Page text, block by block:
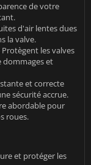
de votre
d'air lentes dues
la valve.
Protègent les valves
dommages et
et correcte
sécurité accrue.
abordable pour
roues.
et protéger les